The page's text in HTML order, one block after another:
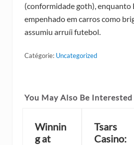
(conformidade goth), enquanto
empenhado em carros como
assumiu arruíi futebol.
Catégorie: Uncategorized
You May Also Be
Winnin
g at
Tsars
Casino: